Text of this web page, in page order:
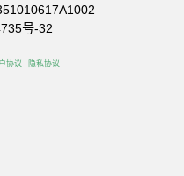
号-32
协议 隐私协议